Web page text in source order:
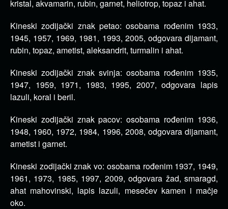
kristal, akvamarin, rubin, garnet, heliotrop, topaz i ahat.
Kineski zodijački znak petao: osobama rođenim 1933,
1945, 1957, 1969, 1981, 1993, 2005, odgovara dijamant,
rubin, topaz, ametist, aleksandrit, turmalin i ahat.
Kineski zodijački znak svinja: osobama rođenim 1935,
1947, 1959, 1971, 1983, 1995, 2007, odgovara lapis
lazuli, koral i beril.
Kineski zodijački znak pacov: osobama rođenim 1936,
1948, 1960, 1972, 1984, 1996, 2008, odgovara dijamant,
ametist i garnet.
Kineski zodijački znak vo: osobama rođenim 1937, 1949,
1961, 1973, 1985, 1997, 2009, odgovara žad, smaragd,
ahat mahovinski, lapis lazuli, mesečev kamen i mačje
oko.